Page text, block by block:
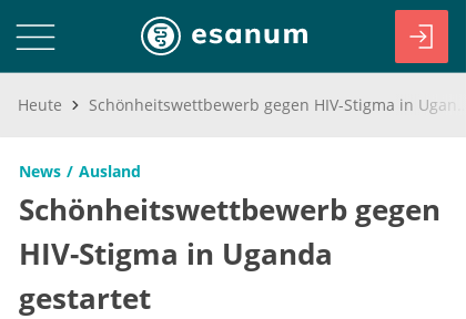
Heute
News Ausland
Schönheitswettbewerb gegen
HIV-Stigma in Uganda
gestartet